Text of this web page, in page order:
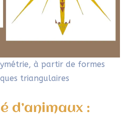
à partir de formes
triangulaires
d’animaux :